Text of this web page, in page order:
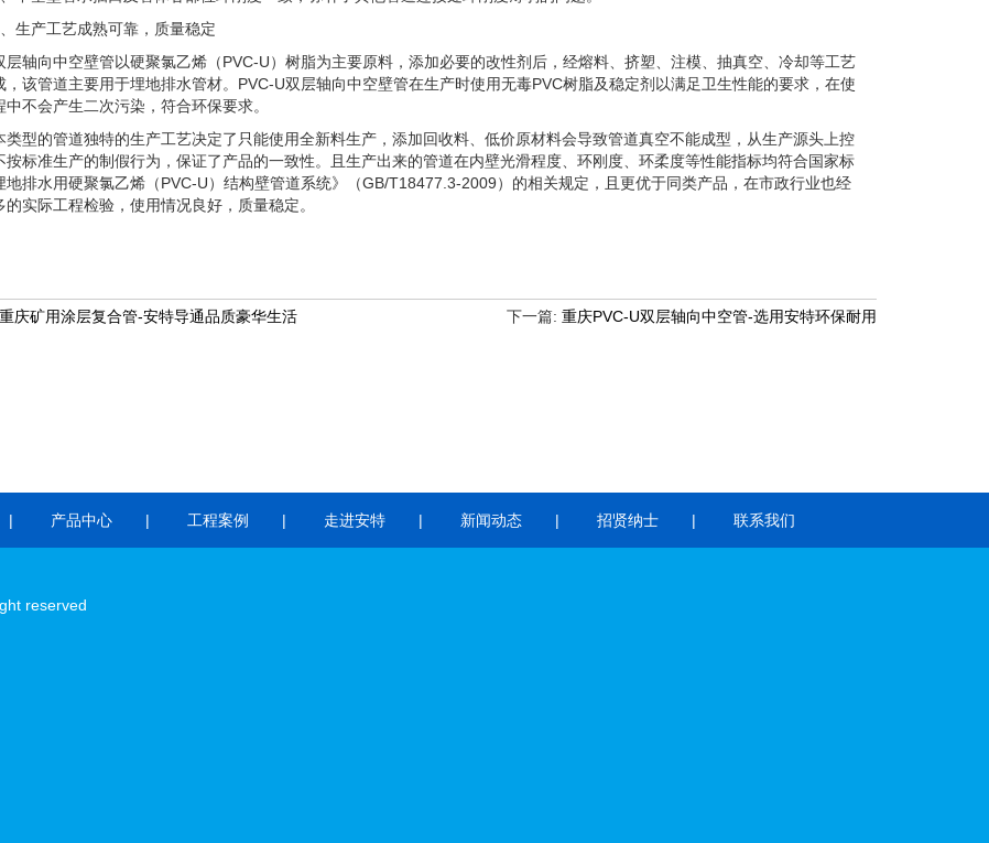
生产工艺成熟可靠，质量稳定
层轴向中空壁管以硬聚氯乙烯（PVC-U）树脂为主要原料，添加必要的改性剂后，经熔料、挤塑、注模、抽真空、冷却等工艺
，该管道主要用于埋地排水管材。PVC-U双层轴向中空壁管在生产时使用无毒PVC树脂及稳定剂以满足卫生性能的要求，在使
中不会产生二次污染，符合环保要求。
类型的管道独特的生产工艺决定了只能使用全新料生产，添加回收料、低价原材料会导致管道真空不能成型，从生产源头上控
按标准生产的制假行为，保证了产品的一致性。且生产出来的管道在内壁光滑程度、环刚度、环柔度等性能指标均符合国家标
地排水用硬聚氯乙烯（PVC-U）结构壁管道系统》（GB/T18477.3-2009）的相关规定，且更优于同类产品，在市政行业也经
的实际工程检验，使用情况良好，质量稳定。
重庆矿用涂层复合管-安特导通品质豪华生活 下一篇: 重庆PVC-U双层轴向中空管-选用安特环保耐用
产品中心 工程案例 走进安特 新闻动态 招贤纳士 联系我们
reserved